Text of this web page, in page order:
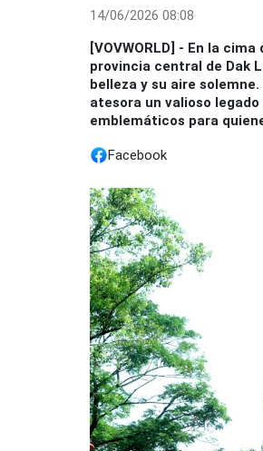
14/06/2026 08:08
[VOVWORLD] - En la
provincia central de Dak
belleza y su aire
atesora un valioso
emblemáticos para
Facebook